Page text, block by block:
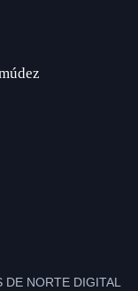
DE NORTE DIGITAL